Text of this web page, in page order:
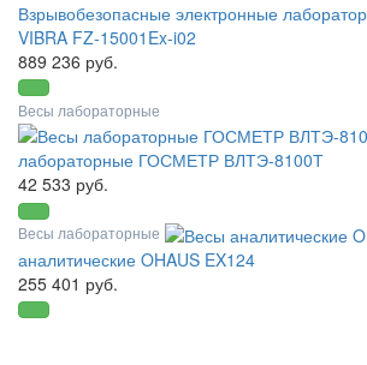
Взрывобезопасные электронные
VIBRA FZ-15001Ex-i02
889 236 руб.
Весы лабораторные
лабораторные ГОСМЕТР ВЛТЭ-8100Т
42 533 руб.
Весы лабораторные
аналитические OHAUS EX124
255 401 руб.